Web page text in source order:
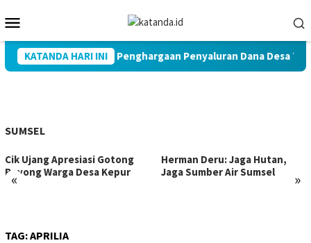
ke
kontenMobile
KATANDA HARI INI
Muba Raih Penghargaan Penyaluran Dana Desa
SUMSEL
« »
Cik Ujang Apresiasi Gotong
Royong Warga Desa Kepur
Herman Deru: Jaga Hutan,
Jaga Sumber Air Sumsel
TAG:APRILIA